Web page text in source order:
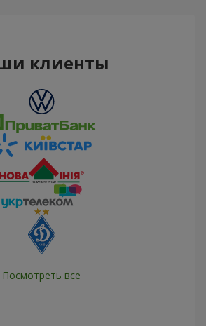
клиенты
Посмотреть все